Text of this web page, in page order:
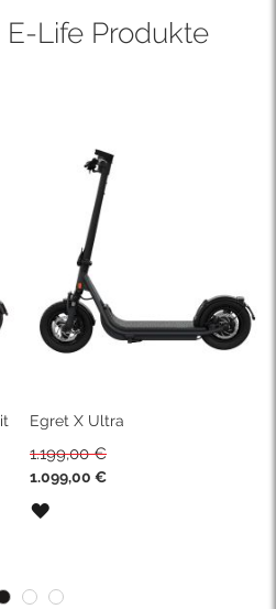
E-Life Produkte
Egret X Ultra
1.199,00 €
Sonderpreis
1.099,00 €
ZUR